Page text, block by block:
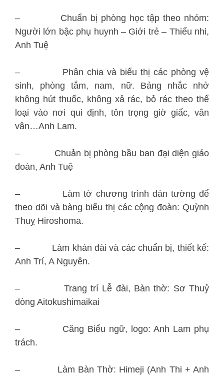
– Chuẩn bị phòng học tập theo nhóm:
Người lớn bậc phụ huynh – Giới trẻ – Thiếu nhi,
Anh Tuệ
– Phân chia và biểu thị các phòng vệ
sinh, phòng tắm, nam, nữ. Bảng nhắc nhở
không hút thuốc, không xả rác, bỏ rác theo thể
loại vào nơi qui định, tôn trọng giờ giấc, vân
vân…Anh Lam.
– Chuản bị phòng bầu ban đại diện giáo
đoàn, Anh Tuệ
– Làm tờ chương trình dán tường để
theo dõi và bàng biểu thị các cộng đoàn: Quỳnh
Thuỵ Hiroshoma.
– Làm khán đài và các chuẩn bị, thiết kế:
Anh Trí, A Nguyên.
– Trang trí Lễ đài, Bàn thờ: Sơ Thuỷ
dòng Aitokushimaikai
– Căng Biểu ngữ, logo: Anh Lam phụ
trách.
– Làm Bàn Thờ: Himeji (Anh Thi + Anh